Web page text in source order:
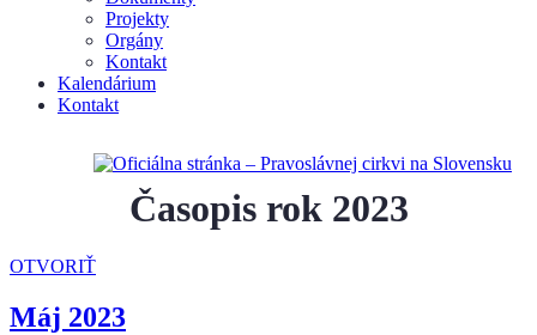
Projekty
Orgány
Kontakt
Kalendárium
Kontakt
Časopis rok 2023
OTVORIŤ
Máj 2023